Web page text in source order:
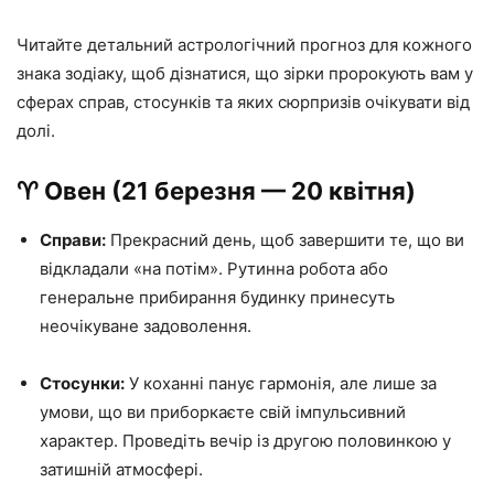
Читайте детальний астрологічний прогноз для кожного
знака зодіаку, щоб дізнатися, що зірки пророкують вам у
сферах справ, стосунків та яких сюрпризів очікувати від
долі.
♈️ Овен (21 березня — 20 квітня)
Справи: Прекрасний день, щоб завершити те, що ви
відкладали «на потім». Рутинна робота або
генеральне прибирання будинку принесуть
неочікуване задоволення.
Стосунки: У коханні панує гармонія, але лише за
умови, що ви приборкаєте свій імпульсивний
характер. Проведіть вечір із другою половинкою у
затишній атмосфері.